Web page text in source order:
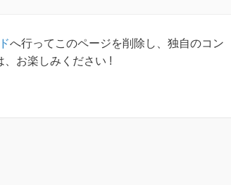
へ行ってこのページを削除し、独自のコン
お楽しみください !